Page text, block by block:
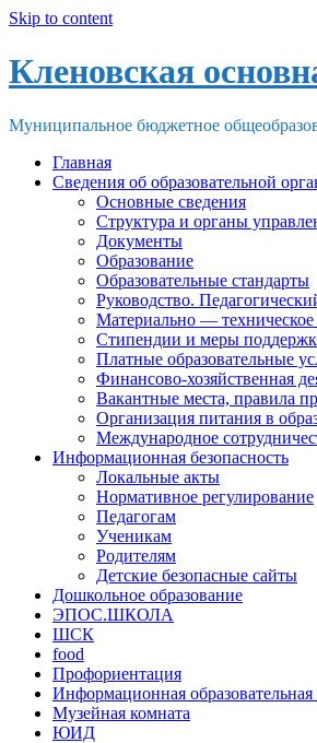
Skip to content
Кленовская
Муниципальное бюджетное
Главная
Сведения об образовательной
Основные сведения
Структура и органы
Документы
Образование
Образовательные стандарты
Руководство.
Материально — техническое
Стипендии и меры
Платные образовательные
Финансово-хозяйственная
Вакантные места, правила
Организация питания в
Международное
Информационная безопасность
Локальные акты
Нормативное регулирование
Педагогам
Ученикам
Родителям
Детские безопасные сайты
Дошкольное образование
ЭПОС.ШКОЛА
ШСК
food
Профориентация
Информационная образовательная
Музейная комната
ЮИД